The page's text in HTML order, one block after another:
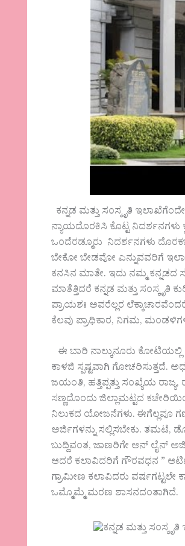
ಕನ್ನಡ ಮತ್ತು ಸಂಸ್ಕೃತಿ
ನ್ಯಾಯದೊರಕಿಸಿ ಕೊಟ್ಟ ನಿದರ್ಶನಗಳು
ಒಂದೆರಡ್ಮೂರು ನಿದರ್ಶನಗಳು
ಬೇಕೋ ಬೇಡವೋ ಎನ್ನುವವರಿಗೆ
ಕನಸಿನ ಮಾತೇ. ಇದು ನಮ್ಮ ಕನ್ನಡದ
ಮಾತೆತ್ತಿದರೆ ಕನ್ನಡ ಮತ್ತು ಸಂಸ್ಕೃತಿ
ಪ್ರಾಯಶಃ ಅವರೆಲ್ಲರ
ಕೆಲವು ಪ್ರಾಧಿಕಾರ, ನಿಗಮ,
ಈ ಬಾರಿ ನಾಲ್ಕುನೂರು ಕೋಟಿಯಲ್ಲಿ
ಕಾಳಜಿ ಸ್ಪಷ್ಟವಾಗಿ ಗೋಚರಿಸುತ್ತದೆ.
ಜಯಂತಿ, ಹತ್ತಿಪ್ಪತ್ತು ಸಂಖ್ಯೆಯ
ಸಣ್ಣದೊಂದು ಜಿಲ್ಲಾಮಟ್ಟದ
ನಿಲುಕದ ಯೋಜನೆಗಳು. ಈಗೆಲ್ಲವೂ
ಅರ್ಜಿಗಳನ್ನು ಸಲ್ಲಿಸಬೇಕು. ತಮಟೆ,
ಬುದ್ದಿವಂತ, ಜಾಣರಿಗೇ ಆನ್ ಲೈನ್
ಆದರೆ ಕಲಾವಿದರಿಗೆ ಗೌರವಧನ ”
ಗ್ರಾಮೀಣ ಕಲಾವಿದರು ವರ್ಷಗಟ್ಟಲೇ
ಒಮ್ಮೊಮ್ಮೆ ಮರಣ ಶಾಸನದಂತಾಗಿದೆ.